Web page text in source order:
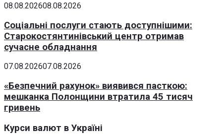
08.08.202608.08.2026
Соціальні послуги стають доступнішими:
Старокостянтинівський центр отримав
сучасне обладнання
07.08.202607.08.2026
«Безпечний рахунок» виявився пасткою:
мешканка Полонщини втратила 45 тисяч
гривень
Курси валют в Україні